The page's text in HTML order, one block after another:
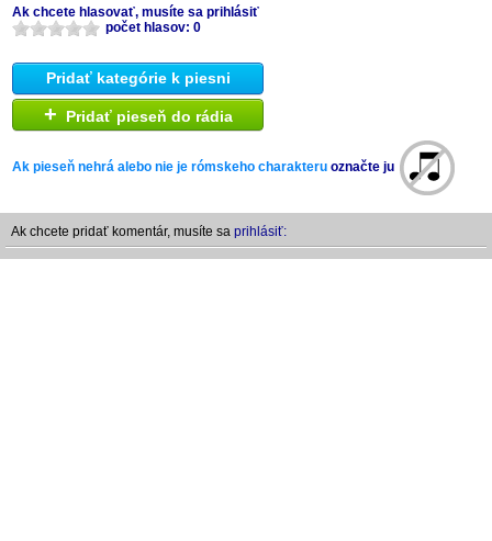
Ak chcete hlasovať, musíte sa prihlásiť
počet hlasov: 0
Pridať kategórie k piesni
+ Pridať pieseň do rádia
Ak pieseň nehrá alebo nie je rómskeho charakteru označte ju
Ak chcete pridať komentár, musíte sa prihlásiť: